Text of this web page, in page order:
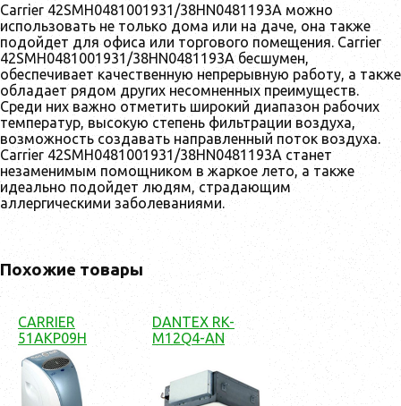
Carrier 42SMH0481001931/38HN0481193A можно
использовать не только дома или на даче, она также
подойдет для офиса или торгового помещения. Carrier
42SMH0481001931/38HN0481193A бесшумен,
обеспечивает качественную непрерывную работу, а также
обладает рядом других несомненных преимуществ.
Среди них важно отметить широкий диапазон рабочих
температур, высокую степень фильтрации воздуха,
возможность создавать направленный поток воздуха.
Carrier 42SMH0481001931/38HN0481193A станет
незаменимым помощником в жаркое лето, а также
идеально подойдет людям, страдающим
аллергическими заболеваниями.
Похожие товары
CARRIER
51AKP09H
DANTEX RK-
M12Q4-AN